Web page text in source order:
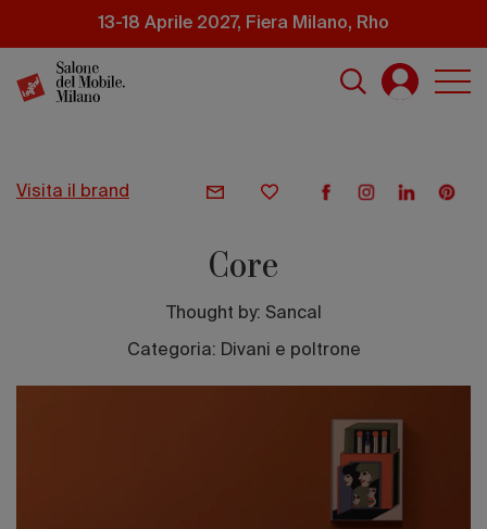
principale
13-18 Aprile 2027, Fiera Milano, Rho
Edizione
visita il brand
Core
Thought by: Sancal
Categoria: Divani e poltrone